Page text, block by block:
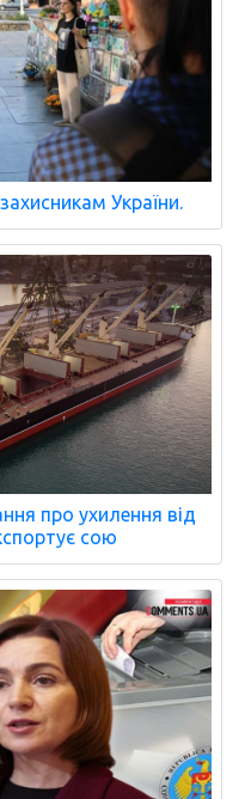
України.
про ухилення від
сою